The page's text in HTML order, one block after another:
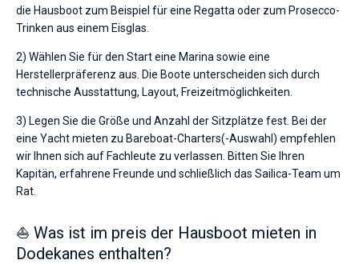
die Hausboot zum Beispiel für eine Regatta oder zum Prosecco-
Trinken aus einem Eisglas.
2) Wählen Sie für den Start eine Marina sowie eine
Herstellerpräferenz aus. Die Boote unterscheiden sich durch
technische Ausstattung, Layout, Freizeitmöglichkeiten.
3) Legen Sie die Größe und Anzahl der Sitzplätze fest. Bei der
eine Yacht mieten zu Bareboat-Charters(-Auswahl) empfehlen
wir Ihnen sich auf Fachleute zu verlassen. Bitten Sie Ihren
Kapitän, erfahrene Freunde und schließlich das Sailica-Team um
Rat.
⛵ Was ist im preis der Hausboot mieten in
Dodekanes enthalten?